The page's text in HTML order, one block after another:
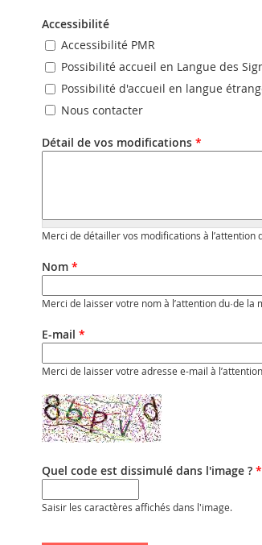
Accessibilité
Accessibilité PMR
Possibilité accueil en Langue des
Possibilité d'accueil en langue
Nous contacter
Détail de vos modifications *
Merci de détailler vos modifications à l’attention
Nom *
Merci de laisser votre nom à l’attention du·de la
E-mail *
Merci de laisser votre adresse e-mail à
Quel code est dissimulé dans l'image ? *
Saisir les caractères affichés dans l'image.